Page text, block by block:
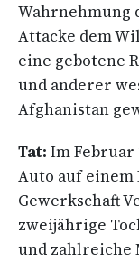
Wahrnehmung
Attacke dem
eine gebotene
und anderer
Afghanistan
Tat: Im Februar
Auto auf
Gewerkschaft
zweijährige
und zahlreiche